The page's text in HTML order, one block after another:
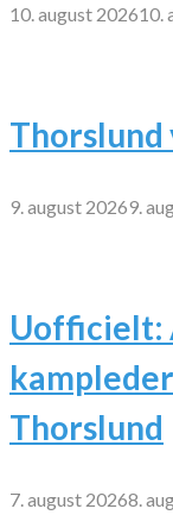
10. august 202610.
9. august 20269.
Uofficielt:
Thorslund
7. august 20268.